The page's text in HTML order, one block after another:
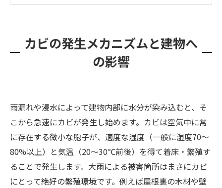
対応のメリット
MIST工法®による除カビ施工の流れ
カビの発生メカニズムと建物へ
の影響
雨漏れや浸水によって建物内部に水分が染み込むと、そ
こから急速にカビが発生し始めます。カビは空気中に常
に存在する微小な胞子が、適度な湿度（一般に湿度70～
80%以上）と気温（20～30℃前後）を得て着床・繁殖す
ることで発生します。大雨による被害箇所はまさにカビ
にとって絶好の繁殖環境です。例えば屋根裏の木材や壁